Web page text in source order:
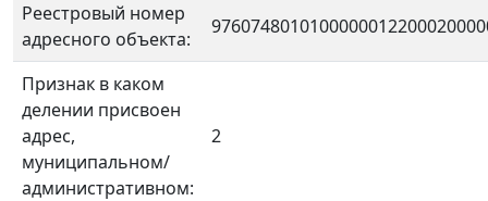
Реестровый номер
адресного объекта:
Признак в каком
делении присвоен
адрес,
муниципальном/
административном:
2